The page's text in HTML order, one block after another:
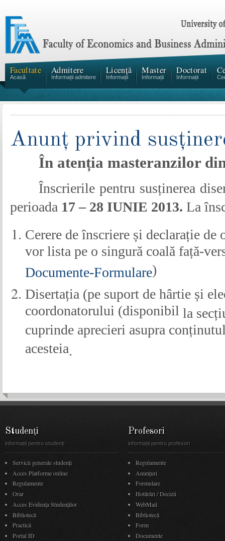
Facultate
Acasă
Admitere
Informații admitere
Licență
Informații
Master
Informații
Doctorat
Informații
Anunț privind
În atenția masteranzilor
Înscrierile pentru susținerea
perioada 17–28 IUNIE 2013. La
Cerere de înscriere și declarație
vor lista pe o singură coală față-
Documente-Formulare)
Disertația (pe suport de hârtie și
coordonatorului (disponibil la
cuprinde aprecieri asupra
acesteia.
Studenți
informații pentru studenți
Servicii generale studenți
Acces Platforme online
Regulamente
Orar
Acces Evidenţa Studenţilor
Bibliotecă
Practică
Portal ID
Profesori
informații pentru profesori
Regulamente
Anunţuri
Formulare
Hotărâri / Decizii
WebMail
Bibliotecă
Form
Documente